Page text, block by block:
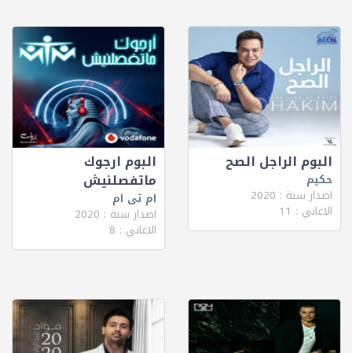
البوم الراجل الصح
حكيم
اصدار سنة : 2020
الاغاني : 11
البوم ارجوك
ماتفصلنيش
ام تى ام
اصدار سنة : 2020
الاغاني : 8